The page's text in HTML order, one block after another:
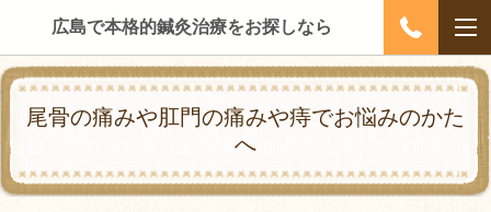
広島で本格的鍼灸治療をお探しなら
尾骨の痛みや肛門の痛みや痔でお悩みのかた
へ